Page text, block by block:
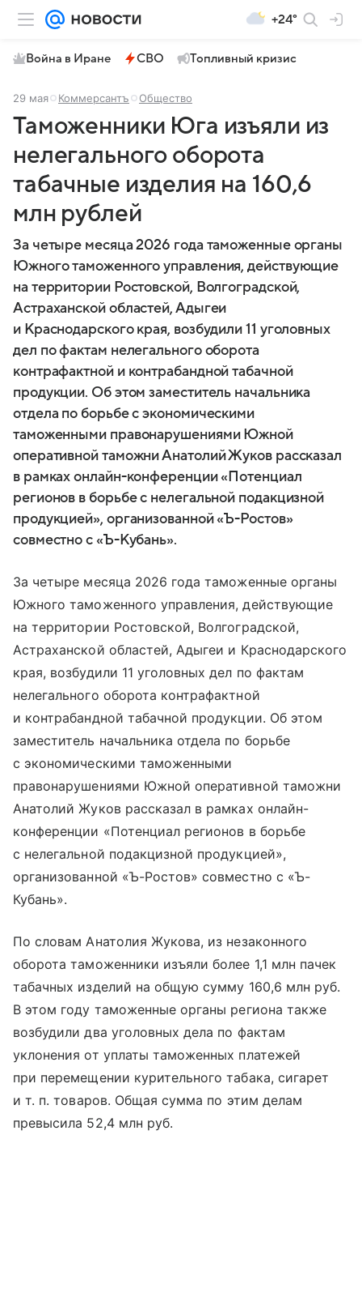
+24°
Война в Иране СВО Топливный кризис
29 мая Коммерсантъ Общество
Таможенники Юга изъяли из
нелегального оборота
табачные изделия на 160,6
млн рублей
За четыре месяца 2026 года таможенные органы
Южного таможенного управления, действующие
на территории Ростовской, Волгоградской,
Астраханской областей, Адыгеи
и Краснодарского края, возбудили 11 уголовных
дел по фактам нелегального оборота
контрафактной и контрабандной табачной
продукции. Об этом заместитель начальника
отдела по борьбе с экономическими
таможенными правонарушениями Южной
оперативной таможни Анатолий Жуков рассказал
в рамках онлайн-конференции «Потенциал
регионов в борьбе с нелегальной подакцизной
продукцией», организованной «Ъ-Ростов»
совместно с «Ъ-Кубань».
За четыре месяца 2026 года таможенные органы
Южного таможенного управления, действующие
на территории Ростовской, Волгоградской,
Астраханской областей, Адыгеи и Краснодарского
края, возбудили 11 уголовных дел по фактам
нелегального оборота контрафактной
и контрабандной табачной продукции. Об этом
заместитель начальника отдела по борьбе
с экономическими таможенными
правонарушениями Южной оперативной таможни
Анатолий Жуков рассказал в рамках онлайн-
конференции «Потенциал регионов в борьбе
с нелегальной подакцизной продукцией»,
организованной «Ъ-Ростов» совместно с «Ъ-
Кубань».
По словам Анатолия Жукова, из незаконного
оборота таможенники изъяли более 1,1 млн пачек
табачных изделий на общую сумму 160,6 млн руб.
В этом году таможенные органы региона также
возбудили два уголовных дела по фактам
уклонения от уплаты таможенных платежей
при перемещении курительного табака, сигарет
и т. п. товаров. Общая сумма по этим делам
превысила 52,4 млн руб.